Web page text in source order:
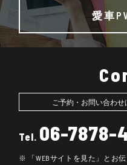
愛車
ご予約・お問い合わせ
Tel. 06-7878-
「WEBサイトを見た」とお